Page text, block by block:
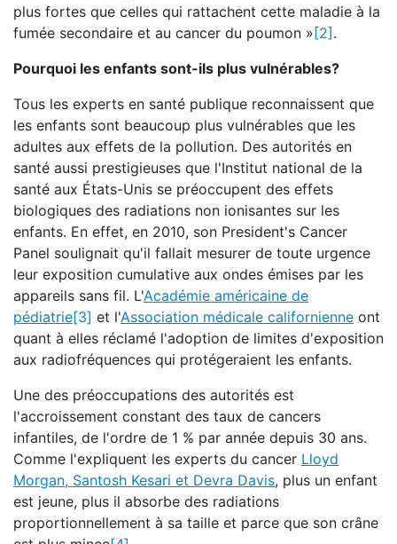
plus fortes que celles qui rattachent cette maladie à la
fumée secondaire et au cancer du poumon » [2] .
Pourquoi les enfants sont-ils plus vulnérables?
Tous les experts en santé publique reconnaissent que
les enfants sont beaucoup plus vulnérables que les
adultes aux effets de la pollution. Des autorités en
santé aussi prestigieuses que l'Institut national de la
santé aux États-Unis se préoccupent des effets
biologiques des radiations non ionisantes sur les
enfants. En effet, en 2010, son President's Cancer
Panel soulignait qu'il fallait mesurer de toute urgence
leur exposition cumulative aux ondes émises par les
appareils sans fil. L'Académie américaine de
pédiatrie[3] et l'Association médicale californienne ont
quant à elles réclamé l'adoption de limites d'exposition
aux radiofréquences qui protégeraient les enfants.
Une des préoccupations des autorités est
l'accroissement constant des taux de cancers
infantiles, de l'ordre de 1 % par année depuis 30 ans.
Comme l'expliquent les experts du cancer Lloyd
Morgan, Santosh Kesari et Devra Davis, plus un enfant
est jeune, plus il absorbe des radiations
proportionnellement à sa taille et parce que son crâne